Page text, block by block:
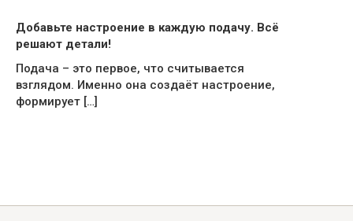
Добавьте настроение в каждую подачу. Всё
решают детали!
Подача – это первое, что считывается
взглядом. Именно она создаёт настроение,
формирует […]